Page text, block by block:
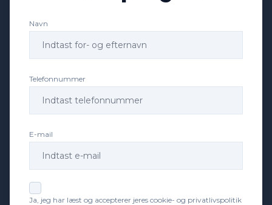
Dæktryksystem
El-klapbare sidespejle med varme
El-ruder
El-ruder x4
Navn
Telefonnummer
E-mail
Ja, jeg har læst og accepterer jeres cookie- og privatlivspolitik